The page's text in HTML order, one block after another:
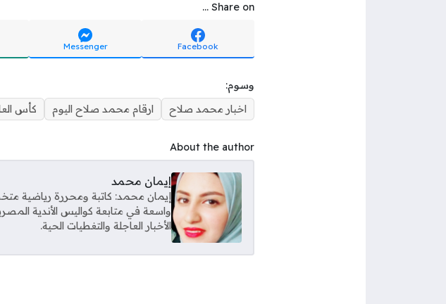
Share on ...
Facebook
Messenger
وسوم:
اخبار محمد صلاح
ارقام محمد صلاح اليوم كأس العالم
About the author
إيمان محمد
إيمان محمد: كاتبة ومحررة رياضية
واسعة في متابعة كواليس الأندية
الأخبار العاجلة والتغطيات الحية.